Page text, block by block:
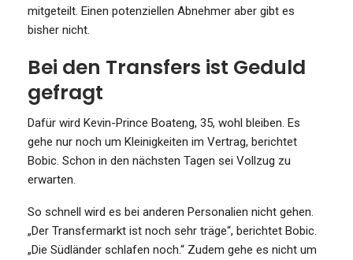
mitgeteilt. Einen potenziellen Abnehmer aber gibt es
bisher nicht.
Bei den Transfers ist Geduld
gefragt
Dafür wird Kevin-Prince Boateng, 35, wohl bleiben. Es
gehe nur noch um Kleinigkeiten im Vertrag, berichtet
Bobic. Schon in den nächsten Tagen sei Vollzug zu
erwarten.
So schnell wird es bei anderen Personalien nicht gehen.
„Der Transfermarkt ist noch sehr träge“, berichtet Bobic.
„Die Südländer schlafen noch.“ Zudem gehe es nicht um